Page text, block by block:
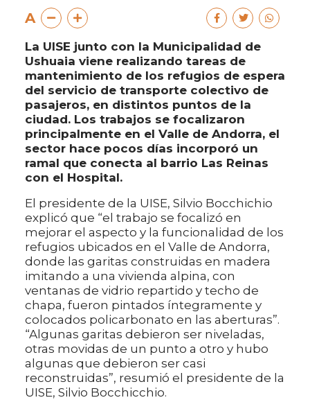
A
La UISE junto con la Municipalidad de
Ushuaia viene realizando tareas de
mantenimiento de los refugios de espera
del servicio de transporte colectivo de
pasajeros, en distintos puntos de la
ciudad. Los trabajos se focalizaron
principalmente en el Valle de Andorra, el
sector hace pocos días incorporó un
ramal que conecta al barrio Las Reinas
con el Hospital.
El presidente de la UISE, Silvio Bocchichio
explicó que “el trabajo se focalizó en
mejorar el aspecto y la funcionalidad de los
refugios ubicados en el Valle de Andorra,
donde las garitas construidas en madera
imitando a una vivienda alpina, con
ventanas de vidrio repartido y techo de
chapa, fueron pintados íntegramente y
colocados policarbonato en las aberturas”.
“Algunas garitas debieron ser niveladas,
otras movidas de un punto a otro y hubo
algunas que debieron ser casi
reconstruidas”, resumió el presidente de la
UISE, Silvio Bocchicchio.